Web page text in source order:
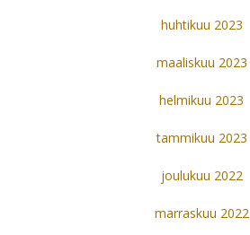
huhtikuu 2023
maaliskuu 2023
helmikuu 2023
tammikuu 2023
joulukuu 2022
marraskuu 2022